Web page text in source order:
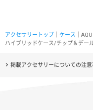
アクセサリートップ ケース ｜
ハイブリッドケース/チップ＆デー
掲載アクセサリーについての注